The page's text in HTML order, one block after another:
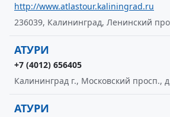
http://www.atlastour.kaliningrad.ru
236039, Калининград, Ленинский
АТУРИ
+7 (4012) 656405
Калининград г., Московский просп.,
АТУРИ